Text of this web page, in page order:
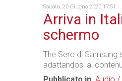
Sabato, 20 Giugno 2020 17:51
Arriva in
schermo
The Sero di
adattandosi al